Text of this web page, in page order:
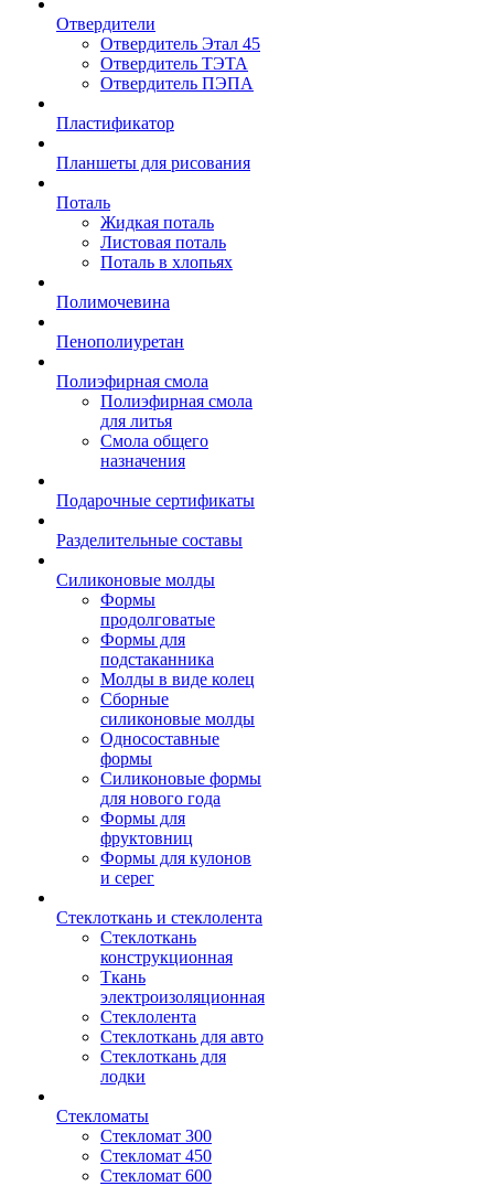
Отвердители
Отвердитель Этал 45
Отвердитель ТЭТА
Отвердитель ПЭПА
Пластификатор
Планшеты для рисования
Поталь
Жидкая поталь
Листовая поталь
Поталь в хлопьях
Полимочевина
Пенополиуретан
Полиэфирная смола
Полиэфирная смола
для литья
Смола общего
назначения
Подарочные сертификаты
Разделительные составы
Силиконовые молды
Формы
продолговатые
Формы для
подстаканника
Молды в виде колец
Сборные
силиконовые молды
Односоставные
формы
Силиконовые формы
для нового года
Формы для
фруктовниц
Формы для кулонов
и серег
Стеклоткань и стеклолента
Стеклоткань
конструкционная
Ткань
электроизоляционная
Стеклолента
Стеклоткань для авто
Стеклоткань для
лодки
Стекломаты
Стекломат 300
Стекломат 450
Стекломат 600